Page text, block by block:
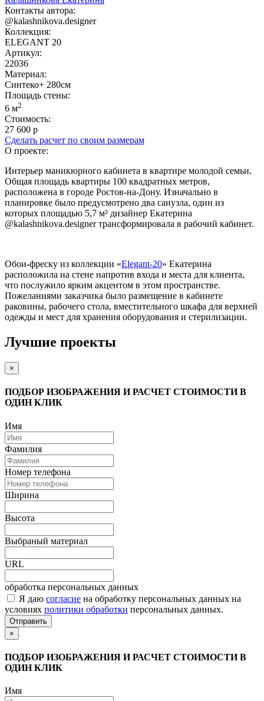
Контакты автора:
@kalashnikova.designer
Коллекция:
ELEGANT 20
Артикул:
22036
Материал:
Синтеко+ 280см
Площадь cтены:
6 м2
Стоимость:
27 600 р
Сделать расчет по своим размерам
О проекте:
Интерьер маникюрного кабинета в квартире молодой семьи.
Общая площадь квартиры 100 квадратных метров,
расположена в городе Ростов-на-Дону. Изначально в
планировке было предусмотрено два санузла, один из
которых площадью 5,7 м² дизайнер Екатерина
@kalashnikova.designer трансформировала в рабочий кабинет.
Обои-фреску из коллекции «Elegant-20» Екатерина
расположила на стене напротив входа и места для клиента,
что послужило ярким акцентом в этом пространстве.
Пожеланиями заказчика было размещение в кабинете
раковины, рабочего стола, вместительного шкафа для верхней
одежды и мест для хранения оборудования и стерилизации.
Лучшие проекты
×
ПОДБОР ИЗОБРАЖЕНИЯ И РАСЧЕТ СТОИМОСТИ В
ОДИН КЛИК
Имя
Фамилия
Номер телефона
Ширина
Высота
Выбраный материал
URL
обработка персональных данных
Я даю согласие на обработку персональных данных на
условиях политики обработки персональных данных.
Отправить
×
ПОДБОР ИЗОБРАЖЕНИЯ И РАСЧЕТ СТОИМОСТИ В
ОДИН КЛИК
Имя